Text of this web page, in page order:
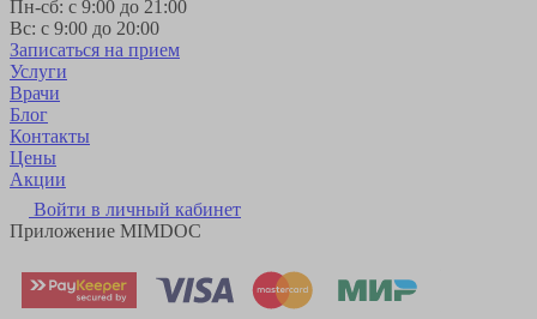
Пн-сб: с 9:00 до 21:00
Вс: с 9:00 до 20:00
Записаться на прием
Услуги
Врачи
Блог
Контакты
Цены
Акции
Войти в личный кабинет
Приложение MIMDOC